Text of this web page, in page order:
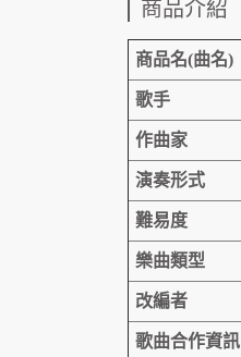
商品介紹
商品名(曲名)
歌手
作曲家
演奏形式
難易度
樂曲類型
改編者
歌曲合作資訊